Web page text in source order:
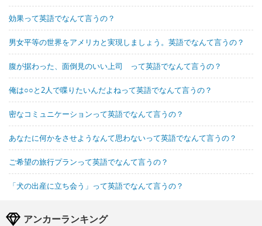
効果って英語でなんて言うの？
男女平等の世界をアメリカと実現しましょう。英語でなんて言うの？
腹が据わった、面倒見のいい上司 って英語でなんて言うの？
俺は○○と2人で喋りたいんだよねって英語でなんて言うの？
密なコミュニケーションって英語でなんて言うの？
あなたに何かをさせようなんて思わないって英語でなんて言うの？
ご希望の旅行プランって英語でなんて言うの？
「犬の出産に立ち会う」って英語でなんて言うの？
アンカーランキング